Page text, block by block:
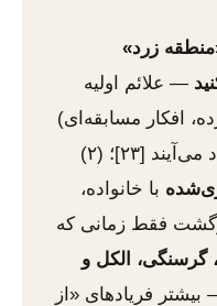
زرد»
— علائم اولیه
افکار مسابقه‌ای)
[۲۳]؛ (۲)
با خانواده،
دقیقه و بازگشت فقط زمانی که
گرسنگی، الکل و
بیشتر فریادهای «از